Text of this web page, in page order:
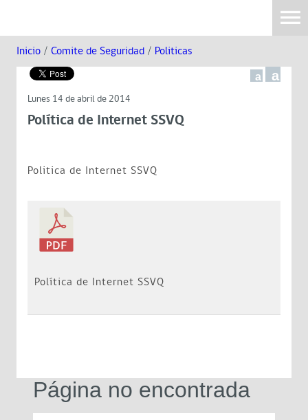
Inicio / Comite de Seguridad / Politicas
a a
Lunes 14 de abril de 2014
Política de Internet SSVQ
Politica de Internet SSVQ
Política de Internet SSVQ
Página no encontrada